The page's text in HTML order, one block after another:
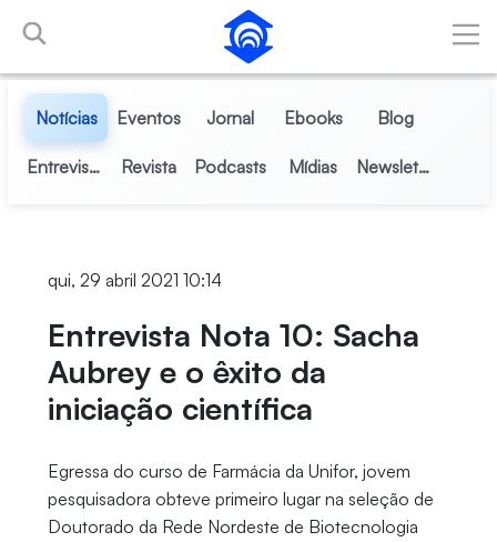
Pular para o Conteúdo principal
Notícias Eventos Jornal Ebooks Blog
Entrevistas Revista Podcasts Mídias Newsletter
qui, 29 abril 2021 10:14
Entrevista Nota 10: Sacha
Aubrey e o êxito da
iniciação científica
Egressa do curso de Farmácia da Unifor, jovem
pesquisadora obteve primeiro lugar na seleção de
Doutorado da Rede Nordeste de Biotecnologia